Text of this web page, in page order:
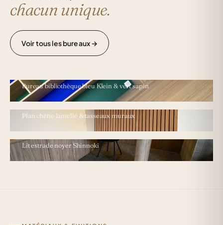
chacun unique.
Voir tous les bureaux →
Bureau bibliothèque bleu Klein & vert sapin
Plan chêne lamellé & tasseaux muraux
Lit estrade noyer Shinnoki